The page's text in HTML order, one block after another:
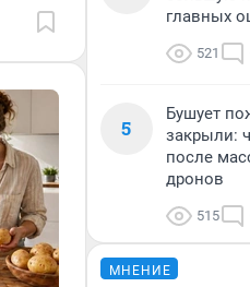
главных
521
5
Бушует
закрыли:
после
дронов
515
МНЕНИЕ